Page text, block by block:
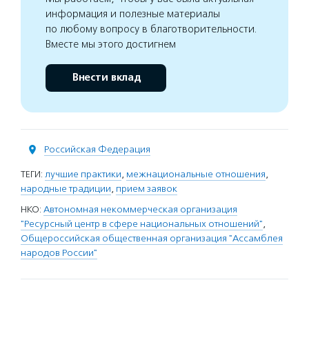
информация и полезные материалы
по любому вопросу в благотворительности.
Вместе мы этого достигнем
Внести вклад
Российская Федерация
ТЕГИ: лучшие практики, межнациональные отношения,
народные традиции, прием заявок
НКО: Автономная некоммерческая организация
"Ресурсный центр в сфере национальных отношений",
Общероссийская общественная организация "Ассамблея
народов России"